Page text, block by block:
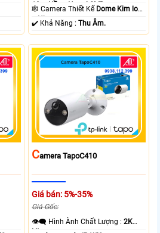
10m Hồng Ngoại SMD.
🕸️ Camera Thiết Kế Dome Kim loại
+ Nhựa.
️✔️ Khả Năng :Thu Âm.
CAmera TapoC410
Giá bán: 5%-35%
Giá Gốc:
👁️‍🗨 Hình Ành Chất Lượng :2K